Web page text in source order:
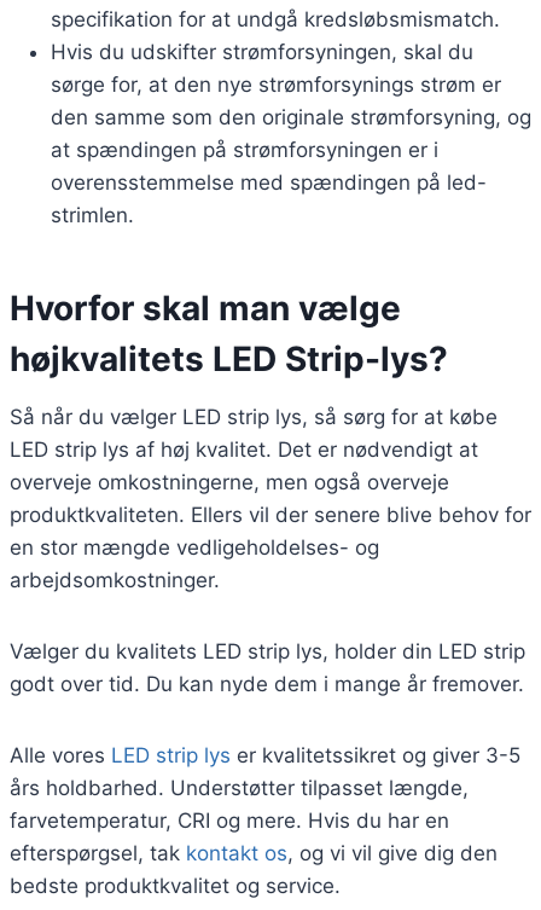
specifikation for at undgå kredsløbsmismatch.
Hvis du udskifter strømforsyningen, skal du
sørge for, at den nye strømforsynings strøm er
den samme som den originale strømforsyning, og
at spændingen på strømforsyningen er i
overensstemmelse med spændingen på led-
strimlen.
Hvorfor skal man vælge
højkvalitets LED Strip-lys?
Så når du vælger LED strip lys, så sørg for at købe
LED strip lys af høj kvalitet. Det er nødvendigt at
overveje omkostningerne, men også overveje
produktkvaliteten. Ellers vil der senere blive behov for
en stor mængde vedligeholdelses- og
arbejdsomkostninger.
Vælger du kvalitets LED strip lys, holder din LED strip
godt over tid. Du kan nyde dem i mange år fremover.
Alle vores LED strip lys er kvalitetssikret og giver 3-5
års holdbarhed. Understøtter tilpasset længde,
farvetemperatur, CRI og mere. Hvis du har en
efterspørgsel, tak kontakt os, og vi vil give dig den
bedste produktkvalitet og service.